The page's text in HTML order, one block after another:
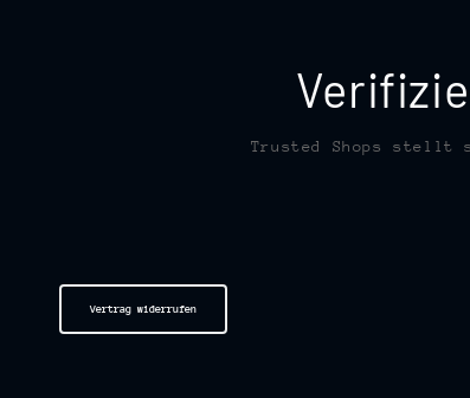
Trusted Shops stellt
Vertrag widerrufen